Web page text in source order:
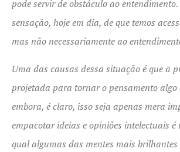
pode servir de obstáculo ao
sensação, hoje em dia, de que temos
mas não necessariamente ao
Uma das causas dessa situação é que a
projetada para tornar o pensamento algo
embora, é claro, isso seja apenas mera
empacotar ideias e opiniões intelectuais
qual algumas das mentes mais brilhantes